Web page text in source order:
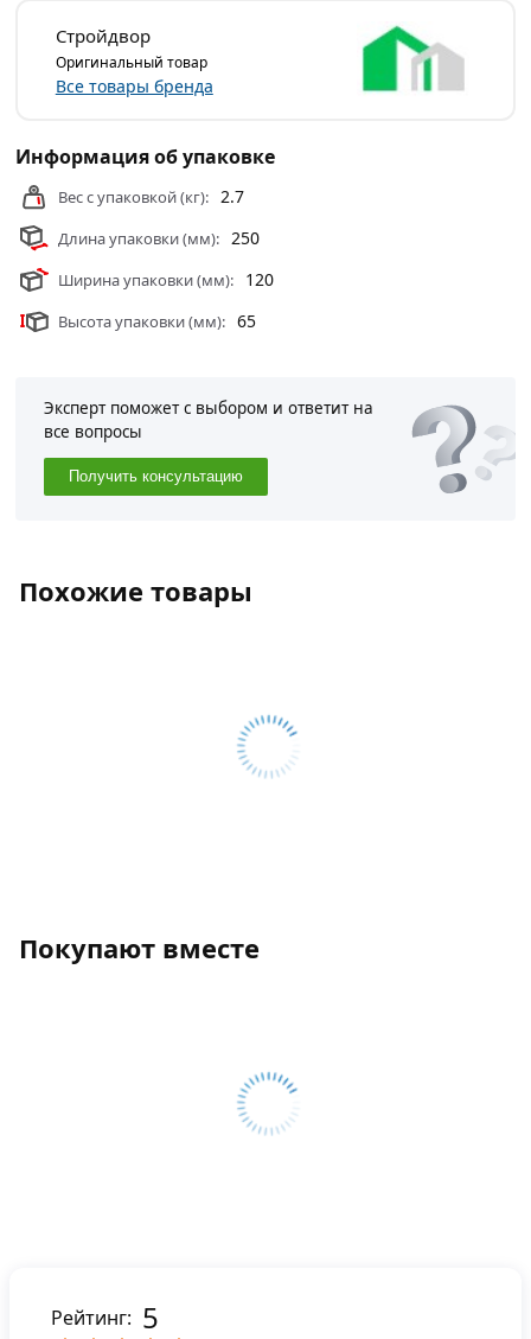
Изготовлен он из качественного керамического
материала, обладающего высокой стойкостью к
механическим повреждениям, образованию трещин и
подходит для кладки и одновременной облицовки, что
значительно упрощает и ускоряет процесс
строительства.
Благодаря своему терракотовому оттенку, изделие
выглядит очень эстетично и привлекательно, особенно
в сочетании с другими цветами кирпича.
категории Строительный кирпичдействительны в
Москве и области.
Стройдвор
Оригинальный товар
Все товары бренда
Информация об упаковке
Вес с упаковкой (кг): 2.7
Длина упаковки (мм): 250
Ширина упаковки (мм): 120
Высота упаковки (мм): 65
Эксперт поможет с выбором и ответит на
все вопросы
Получить консультацию
Похожие товары
Покупают вместе
Рейтинг: 5